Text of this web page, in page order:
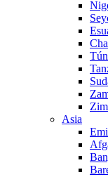
Asia